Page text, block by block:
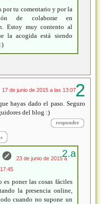
por tu comentario y por la
de colaborar en
Estoy muy contento al
la acogida está siendo
17 de junio de 2015 a las 13:07
hayas dado el paso. Seguro
del blog :)
responder
23 de junio de 2015 a
es poner las cosas fáciles
la presencia online,
cuando no supone un